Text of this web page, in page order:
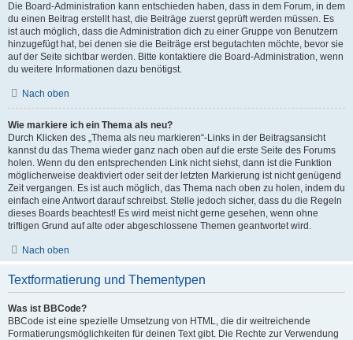
Die Board-Administration kann entschieden haben, dass in dem Forum, in dem
du einen Beitrag erstellt hast, die Beiträge zuerst geprüft werden müssen. Es
ist auch möglich, dass die Administration dich zu einer Gruppe von Benutzern
hinzugefügt hat, bei denen sie die Beiträge erst begutachten möchte, bevor sie
auf der Seite sichtbar werden. Bitte kontaktiere die Board-Administration, wenn
du weitere Informationen dazu benötigst.
Nach oben
Wie markiere ich ein Thema als neu?
Durch Klicken des „Thema als neu markieren“-Links in der Beitragsansicht
kannst du das Thema wieder ganz nach oben auf die erste Seite des Forums
holen. Wenn du den entsprechenden Link nicht siehst, dann ist die Funktion
möglicherweise deaktiviert oder seit der letzten Markierung ist nicht genügend
Zeit vergangen. Es ist auch möglich, das Thema nach oben zu holen, indem du
einfach eine Antwort darauf schreibst. Stelle jedoch sicher, dass du die Regeln
dieses Boards beachtest! Es wird meist nicht gerne gesehen, wenn ohne
triftigen Grund auf alte oder abgeschlossene Themen geantwortet wird.
Nach oben
Textformatierung und Thementypen
Was ist BBCode?
BBCode ist eine spezielle Umsetzung von HTML, die dir weitreichende
Formatierungsmöglichkeiten für deinen Text gibt. Die Rechte zur Verwendung